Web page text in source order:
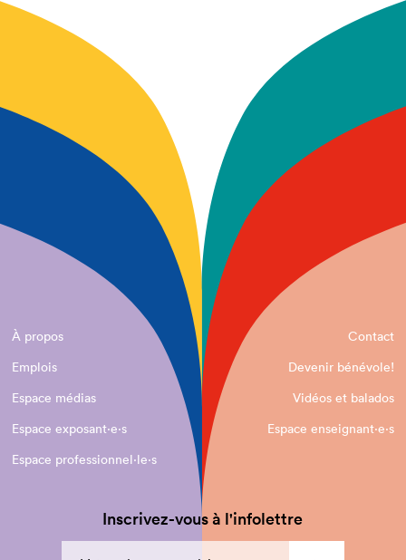
À propos
Contact
Emplois
Devenir bénévole!
Espace médias
Vidéos et balados
Espace exposant·e⋅s
Espace enseignant·e⋅s
Espace professionnel·le⋅s
Inscrivez-vous à l'infolettre